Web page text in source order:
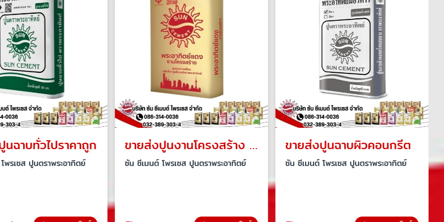
ฉาบทั่วไปราคาถูก
พรเซส ปูนตราพระอาทิตย์
ขายส่งปูนงานโครงสร้าง ราคาโรงงาน
ซัน ซีเมนต์ โพรเซส ปูนตราพระอาทิตย์
ขายส่งปูนฉาบผิวคอนกรีต
ซัน ซีเมนต์ โพรเซส ปูนตราพระอาทิตย์